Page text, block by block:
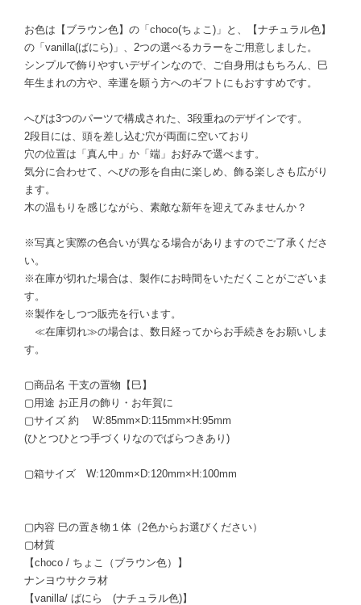
お色は【ブラウン色】の「choco(ちょこ)」と、【ナチュラル色】
の「vanilla(ばにら)」、2つの選べるカラーをご用意しました。
シンプルで飾りやすいデザインなので、ご自身用はもちろん、巳
年生まれの方や、幸運を願う方へのギフトにもおすすめです。
へびは3つのパーツで構成された、3段重ねのデザインです。
2段目には、頭を差し込む穴が両面に空いており
穴の位置は「真ん中」か「端」お好みで選べます。
気分に合わせて、へびの形を自由に楽しめ、飾る楽しさも広がり
ます。
木の温もりを感じながら、素敵な新年を迎えてみませんか？
※写真と実際の色合いが異なる場合がありますのでご了承くださ
い。
※在庫が切れた場合は、製作にお時間をいただくことがございま
す。
※製作をしつつ販売を行います。
≪在庫切れ≫の場合は、数日経ってからお手続きをお願いしま
す。
▢商品名 干支の置物【巳】
▢用途 お正月の飾り・お年賀に
▢サイズ 約 W:85mm×D:115mm×H:95mm
(ひとつひとつ手づくりなのでばらつきあり)
▢箱サイズ W:120mm×D:120mm×H:100mm
▢内容 巳の置き物１体（2色からお選びください）
▢材質
【choco / ちょこ（ブラウン色）】
ナンヨウサクラ材
【vanilla/ ばにら (ナチュラル色)】